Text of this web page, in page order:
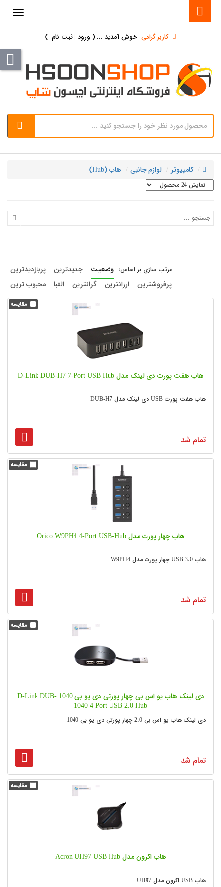
کاربر گرامی خوش آمدید ... ( ورود | ثبت نام )
کامپیوتر لوازم جانبی هاب (Hub)
وضعیت جدیدترین
پربازدیدترین
پرفروشترین
ارزانترین گرانترین الفبا محبوب ترین
هاب هفت پورت دی لینک مدل D-Link DUB-H7 7-Port USB Hub
هاب هفت پورت USB دی لینک مدل DUB-H7
تمام شد
هاب چهار پورت مدل Orico W9PH4 4-Port USB-Hub
هاب USB 3.0 چهار پورت مدل W9PH4
تمام شد
دی لینک هاب یو اس بی چهار پورتی دی یو بی 1040 D-Link DUB-
1040 4 Port USB 2.0 Hub
دی لینک هاب یو اس بی 2.0 چهار پورتی دی یو بی 1040
تمام شد
هاب اکرون مدل Acron UH97 USB Hub
هاب USB اکرون مدل UH97